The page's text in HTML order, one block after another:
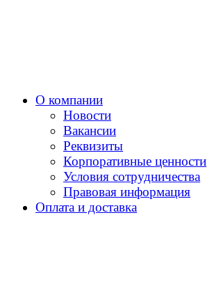
О компании
Новости
Вакансии
Реквизиты
Корпоративные ценности
Условия сотрудничества
Правовая информация
Оплата и доставка